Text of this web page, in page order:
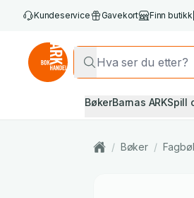
Kundeservice Gavekort Finn butikk
BøkerBarnas ARKSpill
/ Bøker /